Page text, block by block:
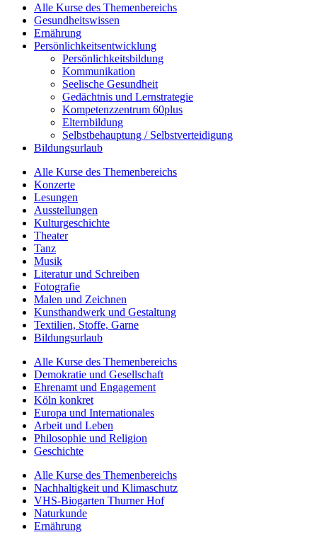
Alle Kurse des Themenbereichs
Gesundheitswissen
Ernährung
Persönlichkeitsentwicklung
Persönlichkeitsbildung
Kommunikation
Seelische Gesundheit
Gedächtnis und Lernstrategie
Kompetenzzentrum 60plus
Elternbildung
Selbstbehauptung / Selbstverteidigung
Bildungsurlaub
Alle Kurse des Themenbereichs
Konzerte
Lesungen
Ausstellungen
Kulturgeschichte
Theater
Tanz
Musik
Literatur und Schreiben
Fotografie
Malen und Zeichnen
Kunsthandwerk und Gestaltung
Textilien, Stoffe, Garne
Bildungsurlaub
Alle Kurse des Themenbereichs
Demokratie und Gesellschaft
Ehrenamt und Engagement
Köln konkret
Europa und Internationales
Arbeit und Leben
Philosophie und Religion
Geschichte
Alle Kurse des Themenbereichs
Nachhaltigkeit und Klimaschutz
VHS-Biogarten Thurner Hof
Naturkunde
Ernährung